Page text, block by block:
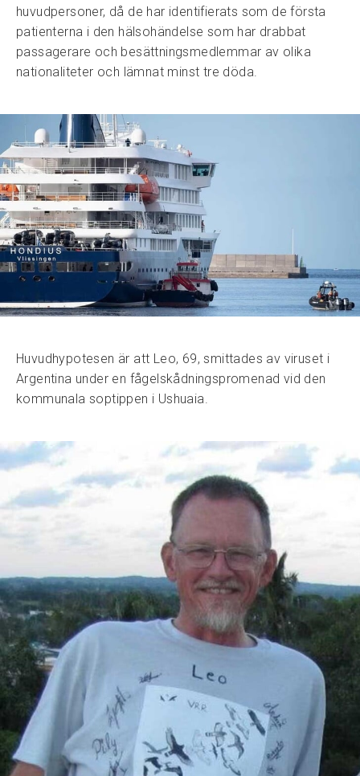
huvudpersoner, då de har identifierats som de första
patienterna i den hälsohändelse som har drabbat
passagerare och besättningsmedlemmar av olika
nationaliteter och lämnat minst tre döda.
Huvudhypotesen är att Leo, 69, smittades av viruset i
Argentina under en fågelskådningspromenad vid den
kommunala soptippen i Ushuaia.